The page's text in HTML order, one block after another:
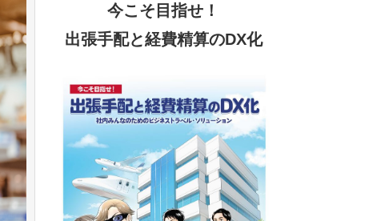
今こそ目指せ！
出張手配と経費精算のDX化